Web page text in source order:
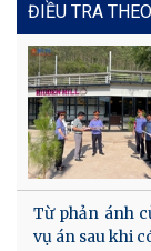
ĐIỀU TRA
Từ phản ánh
vụ án sau khi